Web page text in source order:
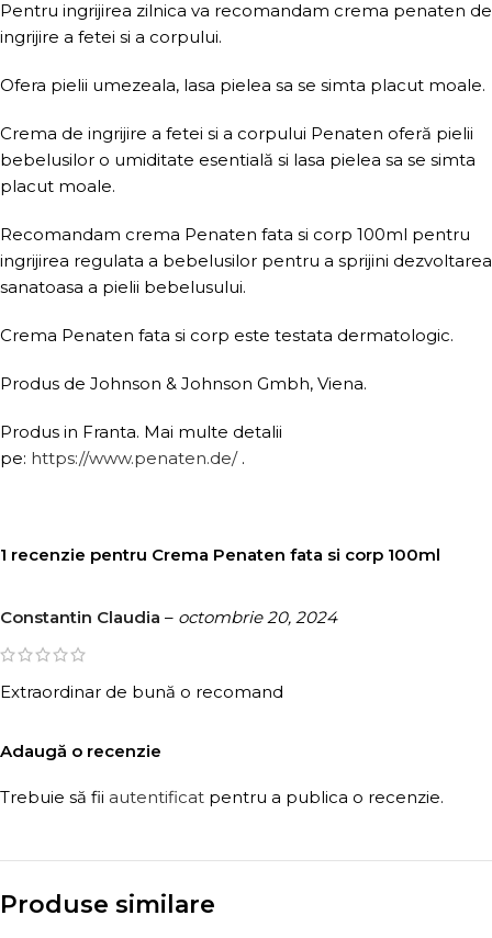
Pentru ingrijirea zilnica va recomandam crema penaten de
ingrijire a fetei si a corpului.
Ofera pielii umezeala, lasa pielea sa se simta placut moale.
Crema de ingrijire a fetei si a corpului Penaten oferă pielii
bebelusilor o umiditate esentială si lasa pielea sa se simta
placut moale.
Recomandam crema Penaten fata si corp 100ml pentru
ingrijirea regulata a bebelusilor pentru a sprijini dezvoltarea
sanatoasa a pielii bebelusului.
Crema Penaten fata si corp este testata dermatologic.
Produs de Johnson & Johnson Gmbh, Viena.
Produs in Franta. Mai multe detalii
pe: https://www.penaten.de/.
1 recenzie pentru Crema Penaten fata si corp 100ml
Constantin Claudia – octombrie 20, 2024
Extraordinar de bună o recomand
Adaugă o recenzie
Trebuie să fii autentificat pentru a publica o recenzie.
Produse similare